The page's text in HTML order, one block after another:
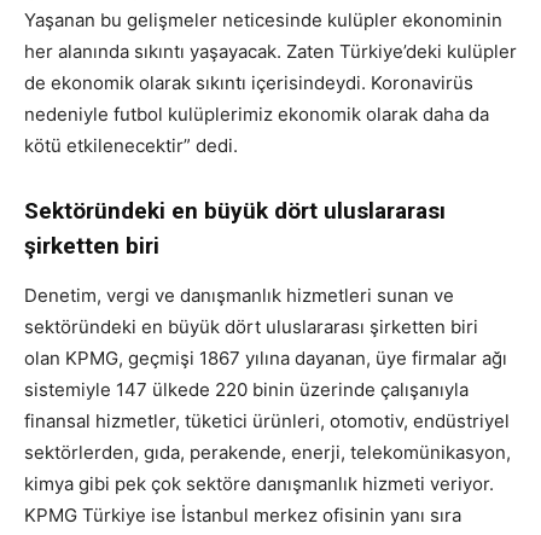
Yaşanan bu gelişmeler neticesinde kulüpler ekonominin
her alanında sıkıntı yaşayacak. Zaten Türkiye’deki kulüpler
de ekonomik olarak sıkıntı içerisindeydi. Koronavirüs
nedeniyle futbol kulüplerimiz ekonomik olarak daha da
kötü etkilenecektir” dedi.
Sektöründeki en büyük dört uluslararası
şirketten biri
Denetim, vergi ve danışmanlık hizmetleri sunan ve
sektöründeki en büyük dört uluslararası şirketten biri
olan KPMG, geçmişi 1867 yılına dayanan, üye firmalar ağı
sistemiyle 147 ülkede 220 binin üzerinde çalışanıyla
finansal hizmetler, tüketici ürünleri, otomotiv, endüstriyel
sektörlerden, gıda, perakende, enerji, telekomünikasyon,
kimya gibi pek çok sektöre danışmanlık hizmeti veriyor.
KPMG Türkiye ise İstanbul merkez ofisinin yanı sıra